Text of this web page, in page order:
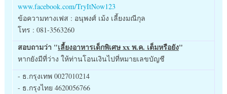
www.facebook.com/TryItNow123
ข้อความทางเฟส : อนุพงศ์ เม้ง เลี้ยงมณีกุล
โทร : 081-3563260
สอบถามว่า "เลี้ยงอาหารเด็กพิเศษ xx พ.ค. เต็มหรือยัง"
หากยังมีที่ว่าง ให้ท่านโอนเงินไปที่หมายเลขบัญชี
- ธ.กรุงเทพ 0027010214
- ธ.กรุงไทย 4620056766